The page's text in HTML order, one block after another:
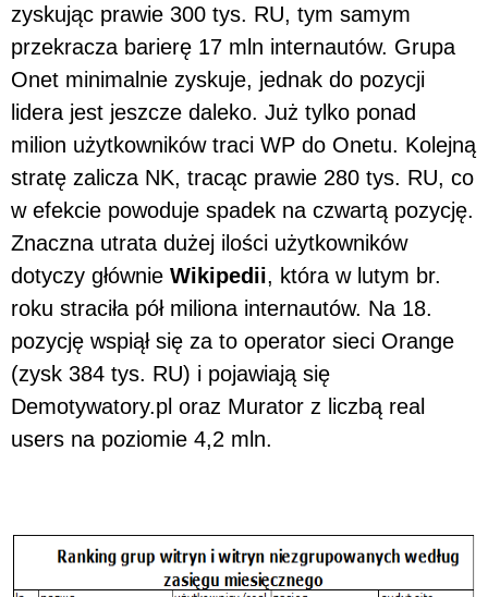
zyskując prawie 300 tys. RU, tym samym
przekracza barierę 17 mln internautów. Grupa
Onet minimalnie zyskuje, jednak do pozycji
lidera jest jeszcze daleko. Już tylko ponad
milion użytkowników traci WP do Onetu. Kolejną
stratę zalicza NK, tracąc prawie 280 tys. RU, co
w efekcie powoduje spadek na czwartą pozycję.
Znaczna utrata dużej ilości użytkowników
dotyczy głównie Wikipedii, która w lutym br.
roku straciła pół miliona internautów. Na 18.
pozycję wspiął się za to operator sieci Orange
(zysk 384 tys. RU) i pojawiają się
Demotywatory.pl oraz Murator z liczbą real
users na poziomie 4,2 mln.